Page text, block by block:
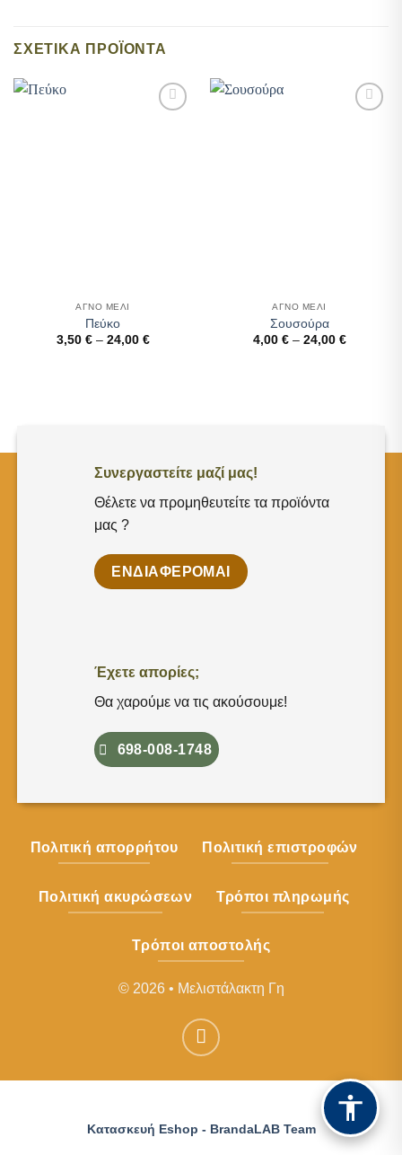
ΣΧΕΤΙΚΆ ΠΡΟΪΌΝΤΑ
ΑΓΝΟ ΜΕΛΙ
Πεύκο
3,50 € – 24,00 €Price
ΑΓΝΟ ΜΕΛΙ
Σουσούρα
4,00 € – 24,00 €Price
Συνεργαστείτε μαζί μας!
Θέλετε να προμηθευτείτε τα προϊόντα
μας ?
ΕΝΔΙΑΦΕΡΟΜΑΙ
Έχετε απορίες;
Θα χαρούμε να τις ακούσουμε!
698-008-1748
© 2026 • Μελιστάλακτη Γη
Πολιτική απορρήτου Πολιτική επιστροφών
Πολιτική ακυρώσεων Τρόποι πληρωμής
Τρόποι αποστολής
Κατασκευή Eshop - BrandaLAB Team